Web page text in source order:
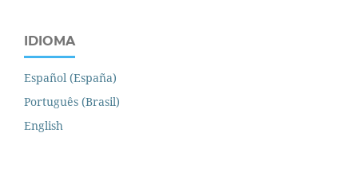
IDIOMA
Español (España)
Português (Brasil)
English